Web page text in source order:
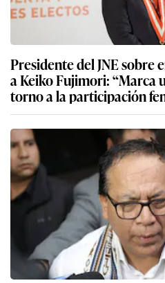
Presidente del JNE sobre
a Keiko Fujimori: “Marca
torno a la participación